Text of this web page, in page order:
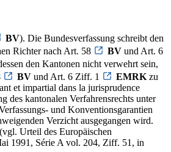
BV). Die Bundesverfassung schreibt den
Richter nach Art. 58
BV und Art. 6
den Kantonen nicht verwehrt sein,
BV und Art. 6 Ziff. 1 EMRK zu
et impartial dans la jurisprudence
des kantonalen Verfahrensrechts unter
und Konventionsgarantien
Verzicht ausgegangen wird.
Urteil des Europäischen
1991, Série A vol. 204, Ziff. 51, in